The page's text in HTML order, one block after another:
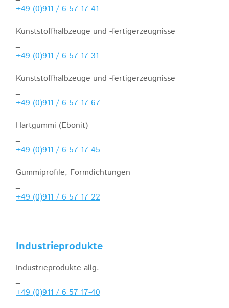
+49 (0)911 / 6 57 17-41
Kunststoffhalbzeuge und -fertigerzeugnisse
+49 (0)911 / 6 57 17-31
Kunststoffhalbzeuge und -fertigerzeugnisse
+49 (0)911 / 6 57 17-67
Hartgummi (Ebonit)
+49 (0)911 / 6 57 17-45
Gummiprofile, Formdichtungen
+49 (0)911 / 6 57 17-22
Industrieprodukte
Industrieprodukte allg.
+49 (0)911 / 6 57 17-40